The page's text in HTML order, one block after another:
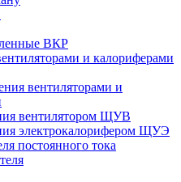
ВКР
и калориферами
вентиляторами и
вентилятором ЩУВ
электрокалорифером ЩУЭ
постоянного тока